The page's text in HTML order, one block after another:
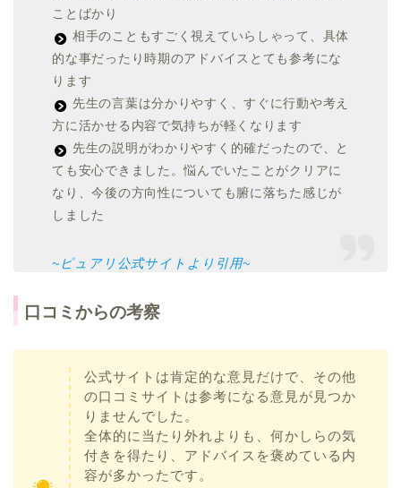
ことばかり
相手のこともすごく視えていらしゃって、具体
的な事だったり時期のアドバイスとても参考にな
ります
先生の言葉は分かりやすく、すぐに行動や考え
方に活かせる内容で気持ちが軽くなります
先生の説明がわかりやすく的確だったので、と
ても安心できました。悩んでいたことがクリアに
なり、今後の方向性についても腑に落ちた感じが
しました
~ピュアリ公式サイトより引用~
口コミからの考察
公式サイトは肯定的な意見だけで、その他
の口コミサイトは参考になる意見が見つか
りませんでした。
全体的に当たり外れよりも、何かしらの気
付きを得たり、アドバイスを褒めている内
容が多かったです。